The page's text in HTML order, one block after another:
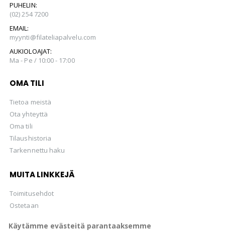
Käytämme evästeitä parantaaksemme
PUHELIN:
(02) 254 7200
EMAIL:
myynti@filateliapalvelu.com
AUKIOLOAJAT:
Ma - Pe / 10:00 - 17:00
OMA TILI
Tietoa meistä
Ota yhteyttä
Oma tili
Tilaushistoria
Tarkennettu haku
MUITA LINKKEJÄ
Toimitusehdot
Ostetaan